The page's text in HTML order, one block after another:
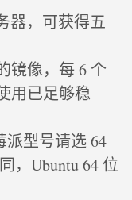
器，可获得五
镜像，每 6 个
用已足够稳
派型号请选 64
，Ubuntu 64 位